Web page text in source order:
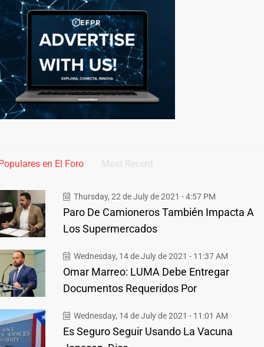
en El Foro Most Recent
Thursday, 22 de July de 2021 - 4:57 PM
Paro De Camioneros También Impacta A
Los Supermercados
Wednesday, 14 de July de 2021 - 11:37 AM
Omar Marreo: LUMA Debe Entregar
Documentos Requeridos Por
Wednesday, 14 de July de 2021 - 11:01 AM
Es Seguro Seguir Usando La Vacuna